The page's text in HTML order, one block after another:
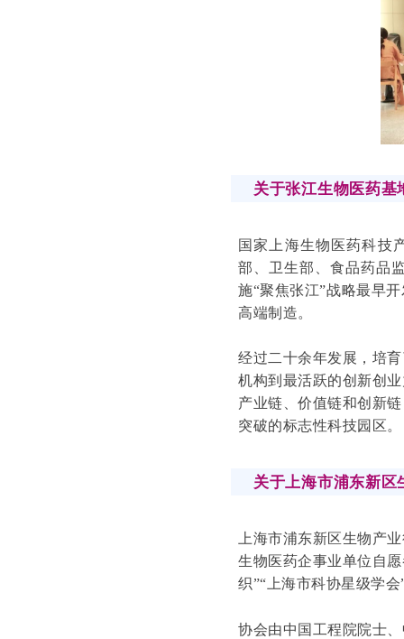
关于张江生物医药基
国家上海生物医药科技
部、卫生部、食品药品
施“聚焦张江”战略最早
高端制造。
经过二十余年发展，培
机构到最活跃的创新创
产业链、价值链和创新
突破的标志性科技园区。
关于上海市浦东新区
上海市浦东新区生物产
生物医药企事业单位自
织”“上海市科协星级学
协会由中国工程院院士